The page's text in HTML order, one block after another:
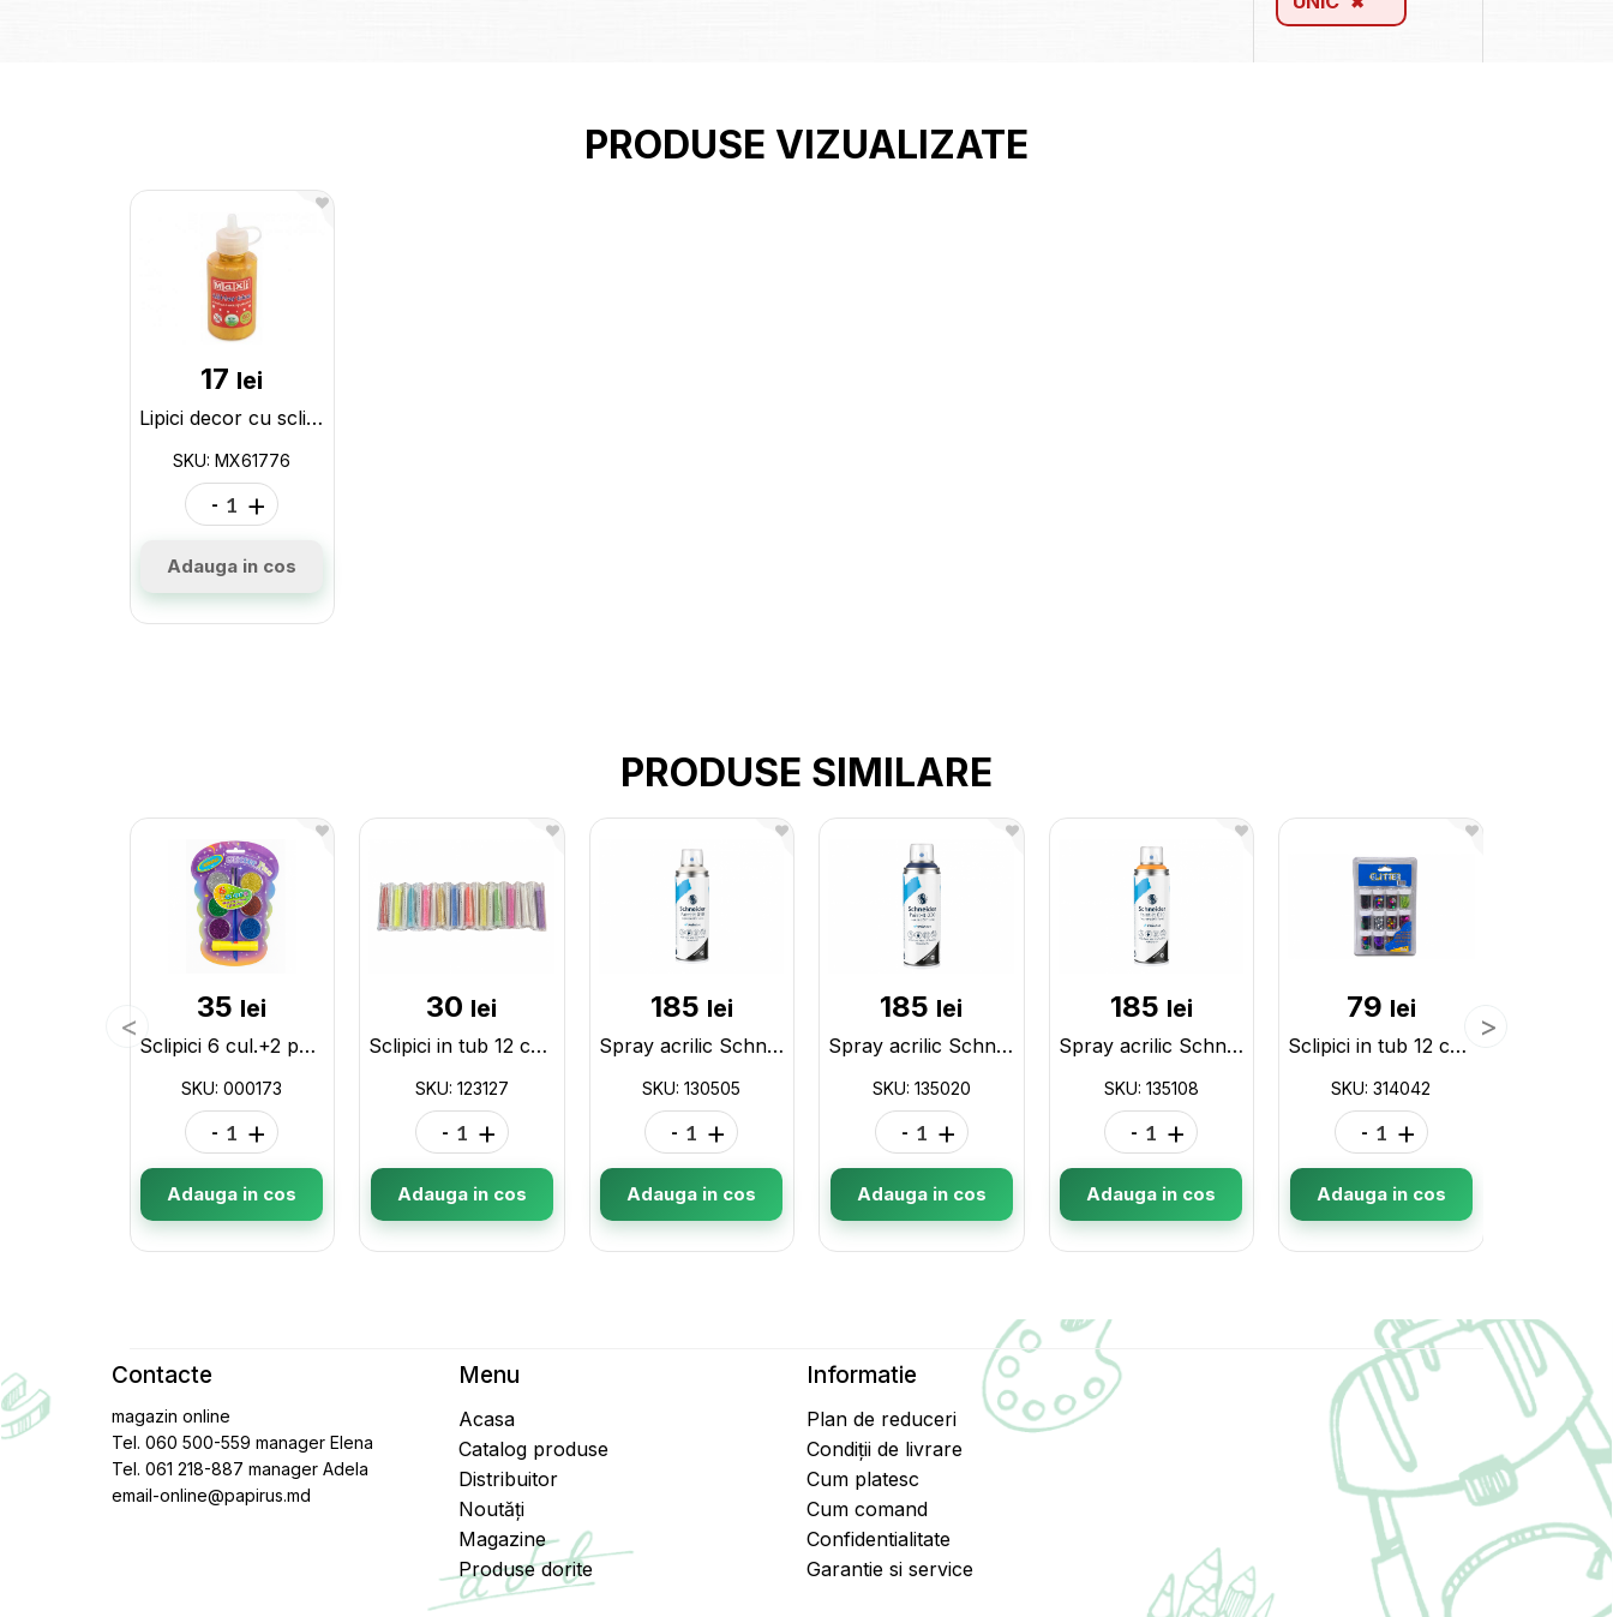
PRODUSE VIZUALIZATE
17 lei
Lipici decor cu sclipici perlat Maxi tub 60ml.auriu MX61776
SKU: MX61776
- +
Adauga in cos
PRODUSE SIMILARE
35 lei
Sclipici 6 cul.+2 pensule si lipici (ML21-1) 000173
SKU: 000173
- +
Adauga in cos
30 lei
Sclipici in tub 12 culori (ML21-2) 123127
SKU: 123127
- +
Adauga in cos
185 lei
Spray acrilic Schneider 200ml Grey 130505
SKU: 130505
- +
Adauga in cos
185 lei
Spray acrilic Schneider 200ml Blue 135020
SKU: 135020
- +
Adauga in cos
185 lei
Spray acrilic Schneider 200ml Light Orange 135108
SKU: 135108
- +
Adauga in cos
79 lei
Sclipici in tub 12 culori (ML13-2) 314042
SKU: 314042
- +
Adauga in cos
Contacte
magazin online
Tel. 060 500-559 manager Elena
Tel. 061 218-887 manager Adela
email-online@papirus.md
Menu
Acasa
Catalog produse
Distribuitor
Noutăți
Magazine
Produse dorite
Informatie
Plan de reduceri
Condiții de livrare
Cum platesc
Cum comand
Confidentialitate
Garantie si service